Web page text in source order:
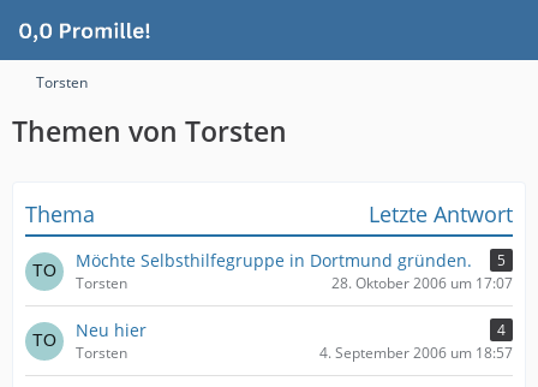
Torsten
Themen von Torsten
Thema Letzte Antwort
Möchte Selbsthilfegruppe in Dortmund gründen.
5
Torsten
28. Oktober 2006 um 17:07
Neu hier
4
Torsten
4. September 2006 um 18:57